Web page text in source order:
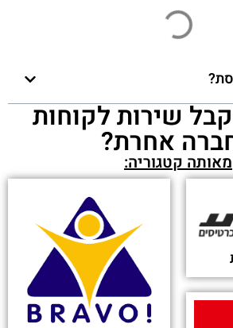
שירות לקוחות
אחרת?
מאותה קטגוריה: